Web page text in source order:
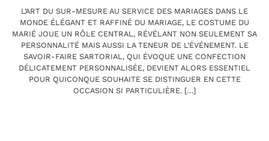
L’ART DU SUR-MESURE AU SERVICE DES MARIAGES DANS LE
MONDE ÉLÉGANT ET RAFFINÉ DU MARIAGE, LE COSTUME DU
MARIÉ JOUE UN RÔLE CENTRAL, RÉVÉLANT NON SEULEMENT SA
PERSONNALITÉ MAIS AUSSI LA TENEUR DE L’ÉVÉNEMENT. LE
SAVOIR-FAIRE SARTORIAL, QUI ÉVOQUE UNE CONFECTION
DÉLICATEMENT PERSONNALISÉE, DEVIENT ALORS ESSENTIEL
POUR QUICONQUE SOUHAITE SE DISTINGUER EN CETTE
OCCASION SI PARTICULIÈRE. […]